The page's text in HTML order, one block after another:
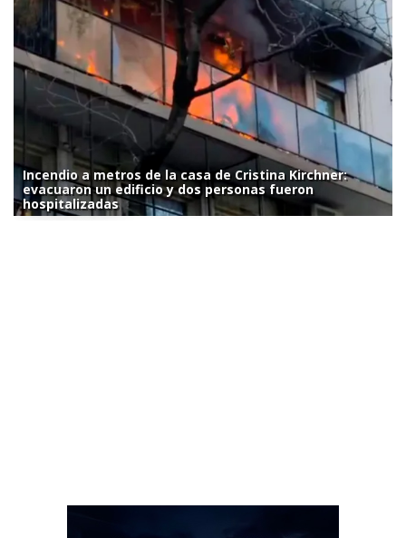
Incendio a metros de la casa de Cristina Kirchner:
evacuaron un edificio y dos personas fueron
hospitalizadas